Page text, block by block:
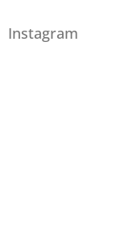
Instagram